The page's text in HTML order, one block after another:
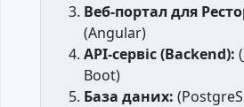
Веб-портал для
(Angular)
API-сервіс (Backend):
Boot)
База даних: